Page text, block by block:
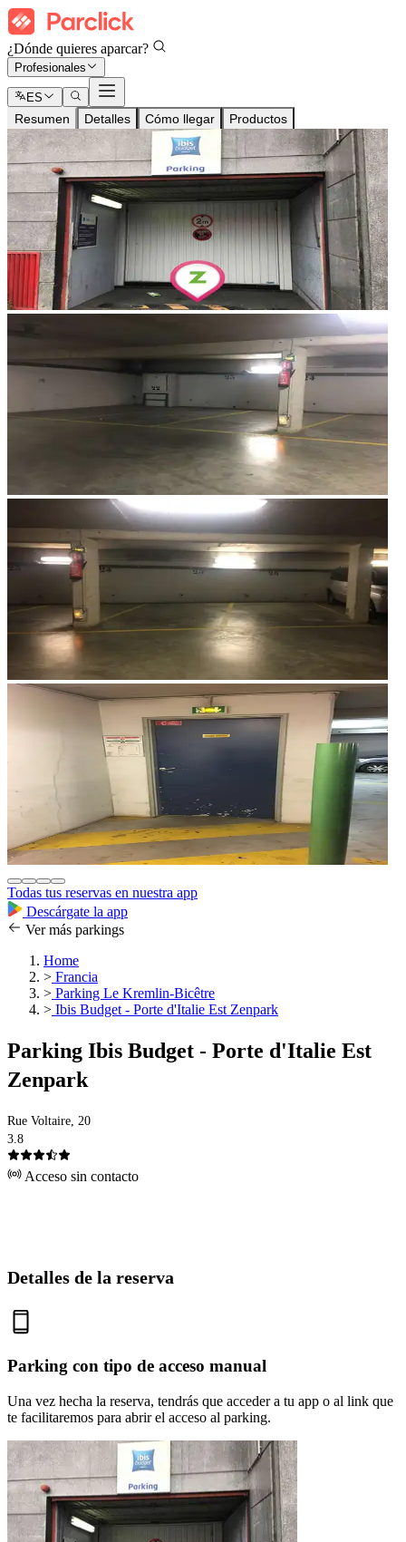
¿Dónde quieres aparcar?
Profesionales
ES
Resumen Detalles Cómo llegar Productos
Todas tus reservas en nuestra app
Descárgate la app
Ver más parkings
Home
> Francia
> Parking Le Kremlin-Bicêtre
> Ibis Budget - Porte d'Italie Est Zenpark
Parking Ibis Budget - Porte d'Italie Est
Zenpark
Rue Voltaire, 20
3.8
Acceso sin contacto
Detalles de la reserva
Parking con tipo de acceso manual
Una vez hecha la reserva, tendrás que acceder a tu app o al link que
te facilitaremos para abrir el acceso al parking.